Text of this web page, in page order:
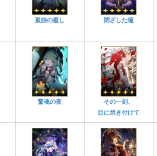
孤独の癒し 閉ざした瞳
驚魂の夜
その一刻、
目に焼き付けて